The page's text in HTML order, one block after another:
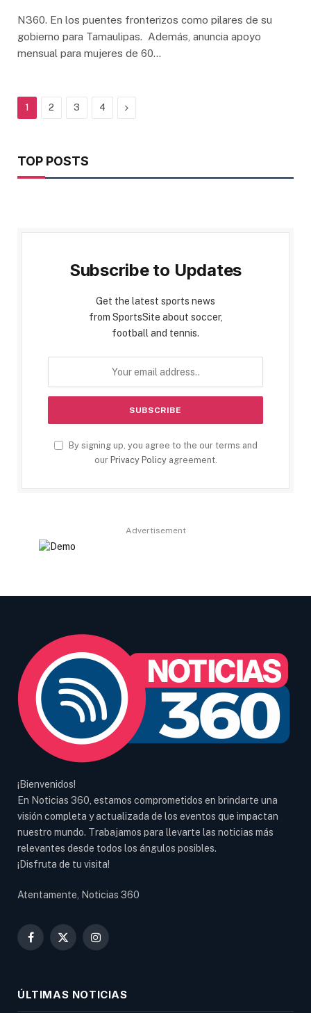
N360. En los puentes fronterizos como pilares de su
gobierno para Tamaulipas. Además, anuncia apoyo
mensual para mujeres de 60…
1 2 3 4 Next
TOP POSTS
Subscribe to Updates
Get the latest sports news
from SportsSite about soccer,
football and tennis.
By signing up, you agree to the our terms and
our Privacy Policyagreement.
Advertisement
¡Bienvenidos!
En Noticias 360, estamos comprometidos en brindarte una
visión completa y actualizada de los eventos que impactan
nuestro mundo. Trabajamos para llevarte las noticias más
relevantes desde todos los ángulos posibles.
¡Disfruta de tu visita!
Atentamente, Noticias 360
Facebook
X
Instagram
ÚLTIMAS NOTICIAS